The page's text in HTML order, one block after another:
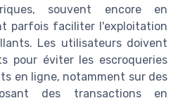
souvent encore en
parfois faciliter l'exploitation
Les utilisateurs doivent
pour éviter les escroqueries
en ligne, notamment sur des
des transactions en